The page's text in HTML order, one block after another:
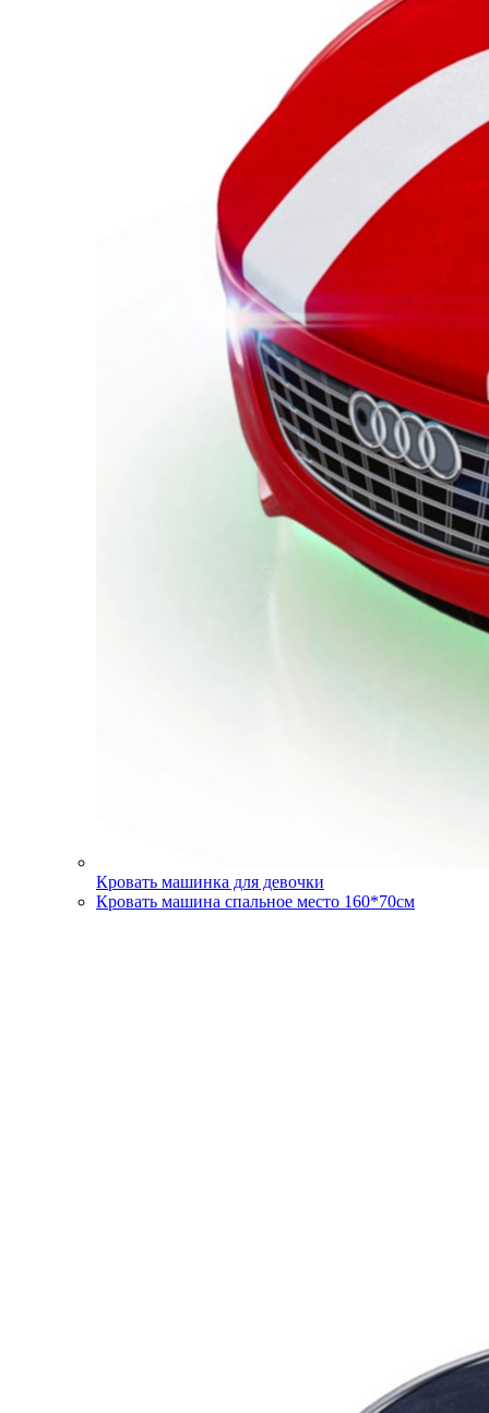
Кровать машинка для девочки
Кровать машина спальное место 160*70см